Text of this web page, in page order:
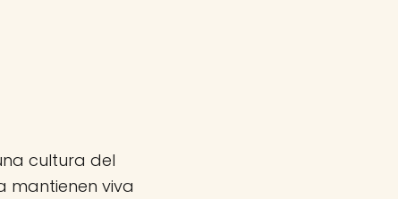
cultura del
mantienen viva